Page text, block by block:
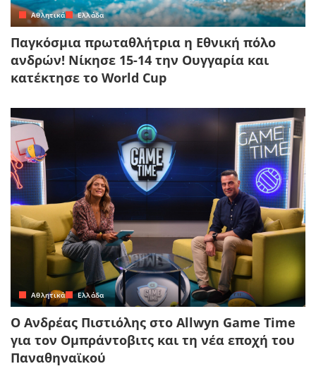
Αθλητικά Ελλάδα
Παγκόσμια πρωταθλήτρια η Εθνική πόλο
ανδρών! Νίκησε 15-14 την Ουγγαρία και
κατέκτησε το World Cup
Αθλητικά Ελλάδα
Ο Ανδρέας Πιστιόλης στο Allwyn Game Time
για τον Ομπράντοβιτς και τη νέα εποχή του
Παναθηναϊκού